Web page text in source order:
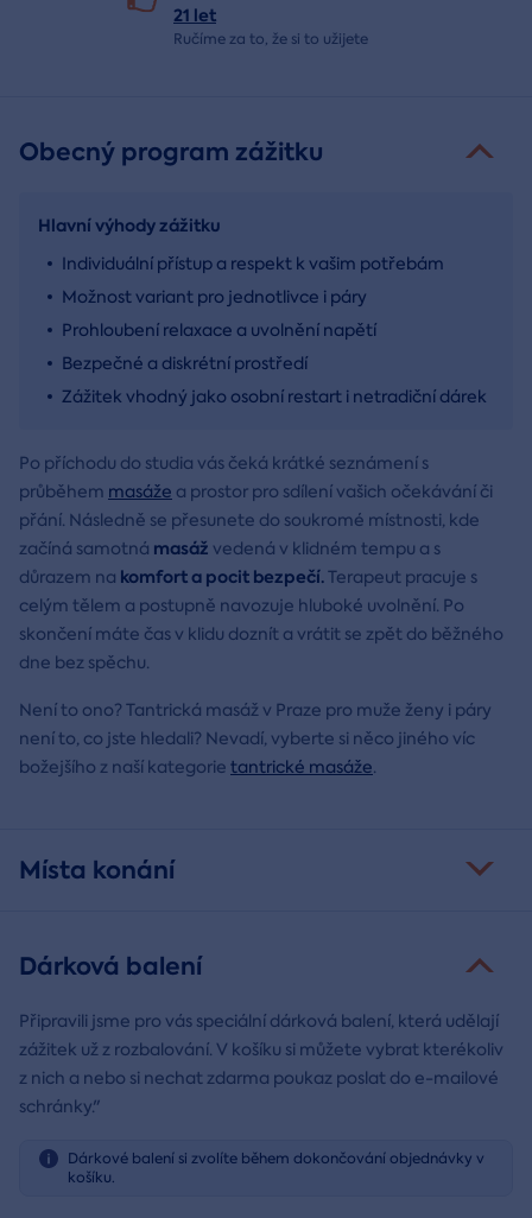
21 let
Ručíme za to, že si to užijete
Obecný program zážitku
Hlavní výhody zážitku
Individuální přístup a respekt k vašim potřebám
Možnost variant pro jednotlivce i páry
Prohloubení relaxace a uvolnění napětí
Bezpečné a diskrétní prostředí
Zážitek vhodný jako osobní restart i netradiční dárek
Po příchodu do studia vás čeká krátké seznámení s
průběhem masáže a prostor pro sdílení vašich očekávání či
přání. Následně se přesunete do soukromé místnosti, kde
začíná samotná masáž vedená v klidném tempu a s
důrazem na komfort a pocit bezpečí.Terapeut pracuje s
celým tělem a postupně navozuje hluboké uvolnění. Po
skončení máte čas v klidu doznít a vrátit se zpět do běžného
dne bez spěchu.
Není to ono? Tantrická masáž v Praze pro muže ženy i páry
není to, co jste hledali? Nevadí, vyberte si něco jiného víc
božejšího z naší kategorie tantrické masáže.
Místa konání
Dárková balení
Připravili jsme pro vás speciální dárková balení, která udělají
zážitek už z rozbalování. V košíku si můžete vybrat kterékoliv
z nich a nebo si nechat zdarma poukaz poslat do e-mailové
schránky."
Dárkové balení si zvolíte během dokončování objednávky v
košíku.